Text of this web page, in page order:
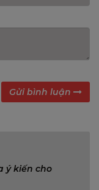
Gửi bình luận
ý kiến cho